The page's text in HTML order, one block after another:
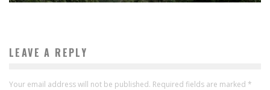
LEAVE A REPLY
Your email address will not be published. Required fields are marked *